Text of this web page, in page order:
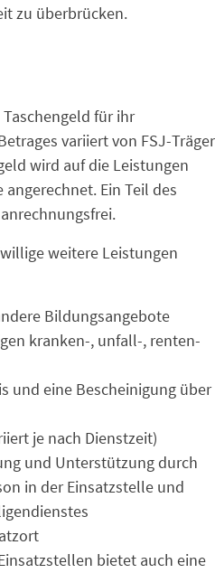
zu überbrücken.
für ihr
variiert von FSJ-Träger
wird auf die Leistungen
Ein Teil des
weitere Leistungen
Bildungsangebote
kranken-, unfall-, renten-
und eine Bescheinigung über
je nach Dienstzeit)
und Unterstützung durch
in der Einsatzstelle und
bietet auch eine